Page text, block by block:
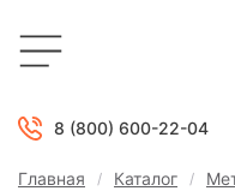
8 (800) 600-22-04
Главная Каталог